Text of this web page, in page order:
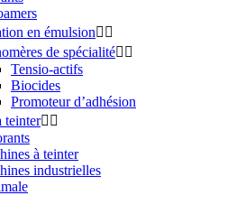
en émulsion 
de spécialité 
Tensio-actifs
Biocides
Promoteur d’adhésion
teinter 
à teinter
industrielles